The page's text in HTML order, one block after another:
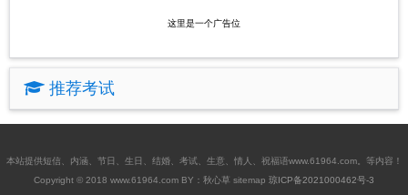
这里是一个广告位
推荐考试
本站提供短信 内涵 节日 生日 结婚、 考试 生意、 情人 祝福语www.61964.com。等内容！
Copyright © 2018 www.61964.com BY：秋心草 sitemap 琼ICP备2021000462号-3